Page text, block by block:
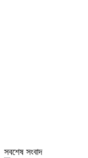
সবশেষ সংবাদ